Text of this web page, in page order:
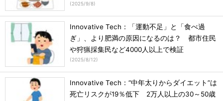
(2025/9/8)
Innovative Tech：「運動不足」と「食べ過
ぎ」、より肥満の原因になるのは？ 都市住民
や狩猟採集民など4000人以上で検証
(2025/8/12)
Innovative Tech：“中年太りからダイエット”は
死亡リスクが19％低下 2万人以上の30～50歳